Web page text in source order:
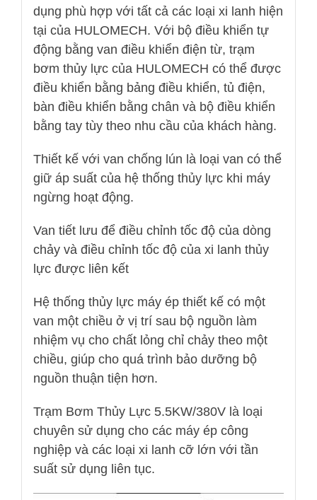
dụng phù hợp với tất cả các loại xi lanh hiện
tại của HULOMECH. Với bộ điều khiển tự
động bằng van điều khiển điện từ, trạm
bơm thủy lực của HULOMECH có thể được
điều khiển bằng bảng điều khiển, tủ điện,
bàn điều khiển bằng chân và bộ điều khiển
bằng tay tùy theo nhu cầu của khách hàng.
Thiết kế với van chống lún là loại van có thể
giữ áp suất của hệ thống thủy lực khi máy
ngừng hoạt động.
Van tiết lưu để điều chỉnh tốc độ của dòng
chảy và điều chỉnh tốc độ của xi lanh thủy
lực được liên kết
Hệ thống thủy lực máy ép thiết kế có một
van một chiều ở vị trí sau bộ nguồn làm
nhiệm vụ cho chất lỏng chỉ chảy theo một
chiều, giúp cho quá trình bảo dưỡng bộ
nguồn thuận tiện hơn.
Trạm Bơm Thủy Lực 5.5KW/380V là loại
chuyên sử dụng cho các máy ép công
nghiệp và các loại xi lanh cỡ lớn với tần
suất sử dụng liên tục.